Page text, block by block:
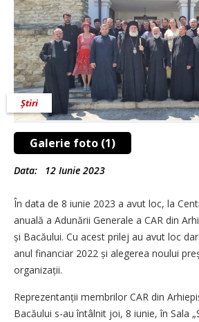
Galerie foto (1)
Știri
Data: 12 Iunie 2023
În data de 8 iunie 2023 a avut loc, la
anuală a Adunării Generale a CAR din
și Bacăului. Cu acest prilej au avut loc
anul financiar 2022 și alegerea noului
organizații.
Reprezentanții membrilor CAR din
Bacăului s-au întâlnit joi, 8 iunie, în Sala